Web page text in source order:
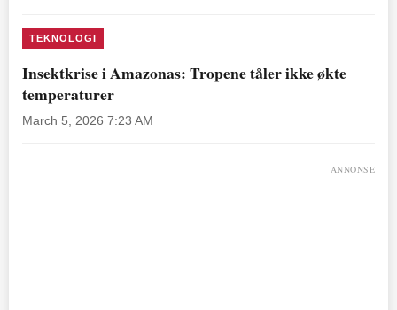
TEKNOLOGI
Insektkrise i Amazonas: Tropene tåler ikke økte
temperaturer
March 5, 2026 7:23 AM
ANNONSE